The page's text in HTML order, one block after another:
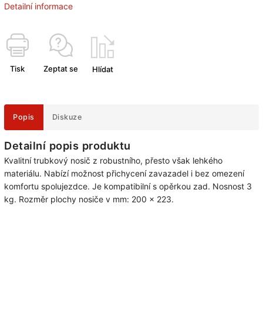
Detailní informace
Tisk Zeptat se Hlídat
Popis Diskuze
Detailní popis produktu
Kvalitní trubkový nosič z robustního, přesto však lehkého
materiálu. Nabízí možnost přichycení zavazadel i bez omezení
komfortu spolujezdce. Je kompatibilní s opěrkou zad. Nosnost 3
kg. Rozměr plochy nosiče v mm: 200 x 223.